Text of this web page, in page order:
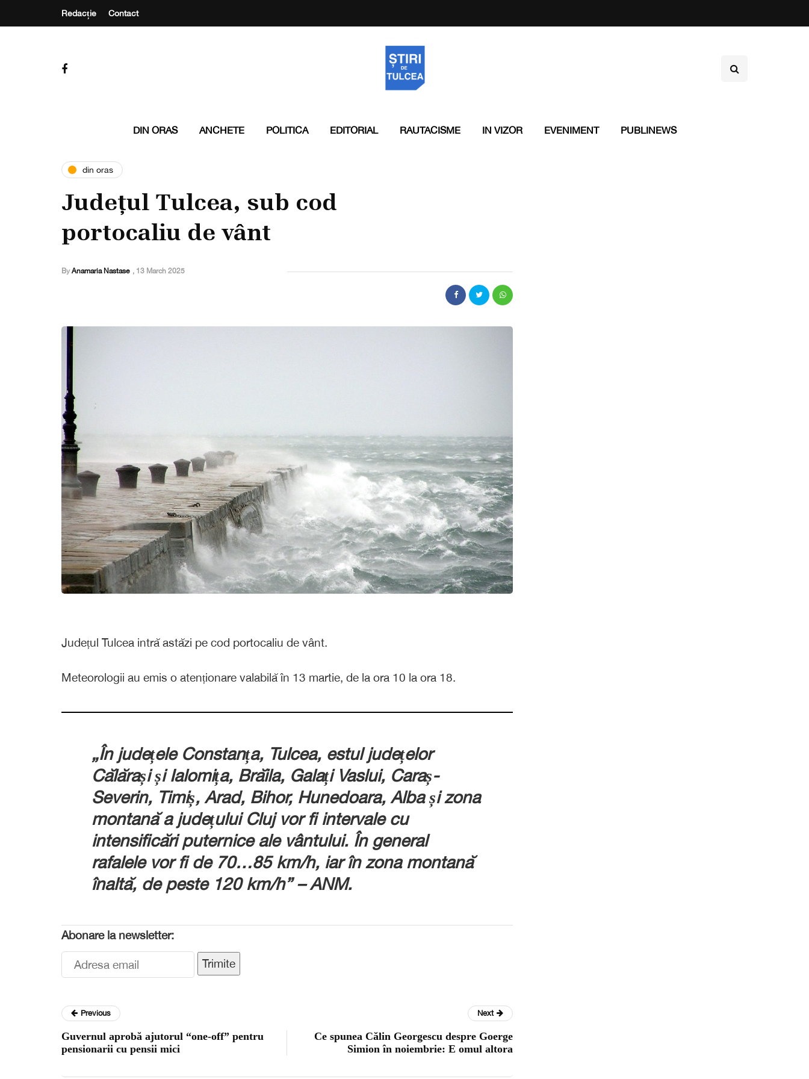
Redacție Contact
DIN ORAS ANCHETE POLITICA EDITORIAL RAUTACISME IN VIZOR EVENIMENT PUBLINEWS
din oras
Județul Tulcea, sub cod
portocaliu de vânt
By Anamaria Nastase , 13 March 2025
Județul Tulcea intră astăzi pe cod portocaliu de vânt.
Meteorologii au emis o atenționare valabilă în 13 martie, de la ora 10 la ora 18.
„În județele Constanța, Tulcea, estul județelor
Călărași și Ialomița, Brăila, Galați Vaslui, Caraș-
Severin, Timiș, Arad, Bihor, Hunedoara, Alba și zona
montană a județului Cluj vor fi intervale cu
intensificări puternice ale vântului. În general
rafalele vor fi de 70…85 km/h, iar în zona montană
înaltă, de peste 120 km/h” – ANM.
Abonare la newsletter:
Trimite
Previous
Guvernul aprobă ajutorul “one-off” pentru
pensionarii cu pensii mici
Next
Ce spunea Călin Georgescu despre Goerge
Simion în noiembrie: E omul altora